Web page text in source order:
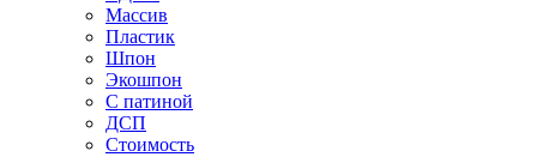
Массив
Пластик
Шпон
Экошпон
С патиной
ДСП
Стоимость